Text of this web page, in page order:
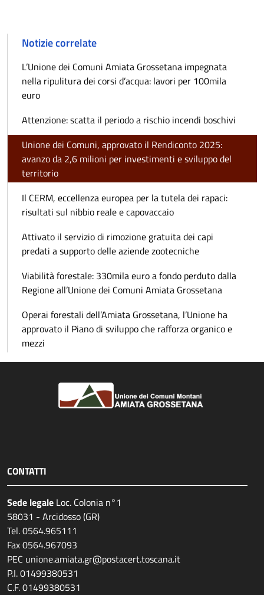
Notizie correlate
L’Unione dei Comuni Amiata Grossetana impegnata
nella ripulitura dei corsi d’acqua: lavori per 100mila
euro
Attenzione: scatta il periodo a rischio incendi boschivi
Unione dei Comuni, approvato il Rendiconto 2025:
avanzo da 2,6 milioni per investimenti e sviluppo del
territorio
Il CERM, eccellenza europea per la tutela dei rapaci:
risultati sul nibbio reale e capovaccaio
Attivato il servizio di rimozione gratuita dei capi
predati a supporto delle aziende zootecniche
Viabilità forestale: 330mila euro a fondo perduto dalla
Regione all’Unione dei Comuni Amiata Grossetana
Operai forestali dell’Amiata Grossetana, l’Unione ha
approvato il Piano di sviluppo che rafforza organico e
mezzi
CONTATTI
Sede legale Loc. Colonia n°1
58031 - Arcidosso (GR)
Tel. 0564.965111
Fax 0564.967093
PEC unione.amiata.gr@postacert.toscana.it
P.I. 01499380531
C.F. 01499380531